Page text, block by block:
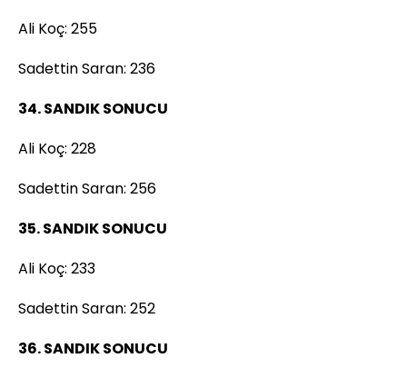
Ali Koç: 255
Sadettin Saran: 236
34. SANDIK SONUCU
Ali Koç: 228
Sadettin Saran: 256
35. SANDIK SONUCU
Ali Koç: 233
Sadettin Saran: 252
36. SANDIK SONUCU